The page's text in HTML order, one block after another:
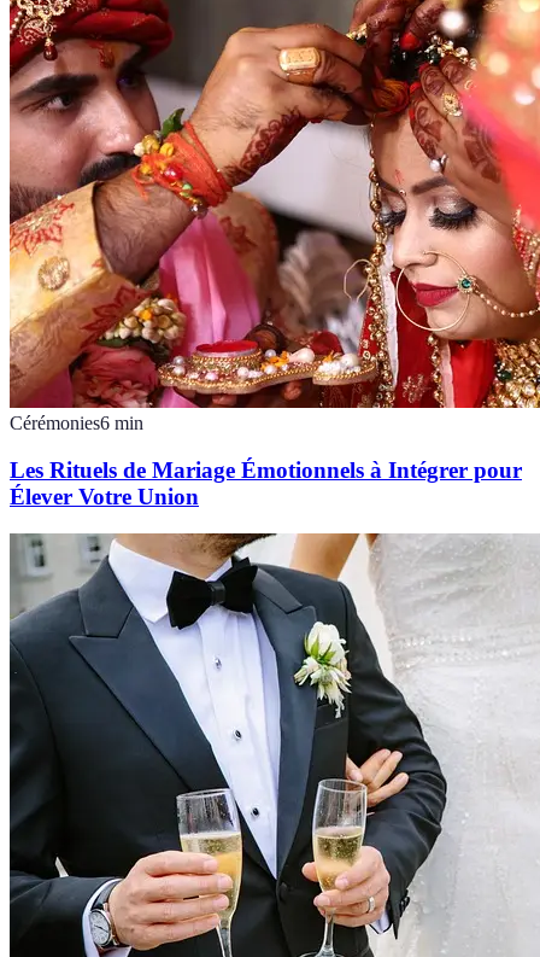
Cérémonies6 min
Les Rituels de Mariage Émotionnels à Intégrer pour
Élever Votre Union